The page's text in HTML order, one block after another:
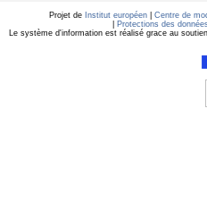
Projet de Institut européen
Centre de
Protections des
Le système d'information est réalisé grace au